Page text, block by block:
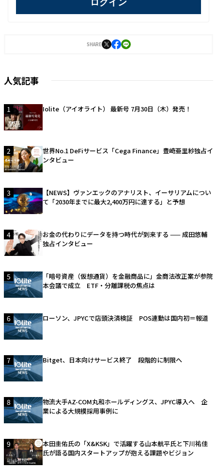
ログイン
SHARE
人気記事
1 Iolite（アイオライト） 最新号 7月30日（木）発売！
2
世界No.1 DeFiサービス「Cega Finance」豊崎亜里紗独占イ
ンタビュー
3
【NEWS】ヴァンエックのアナリスト、イーサリアムについ
て「2030年までに最大2,400万円に達する」と予想
4
お金の代わりにデータを持つ時代が到来する —— 成田悠輔
独占インタビュー
5
「暗号資産（仮想通貨）を金融商品に」金商法改正案が参院
本会議で成立 ETF・分離課税の焦点は
6 ローソン、JPYCで店頭決済検証 POS連動は国内初＝報道
7 Bitget、日本向けサービス終了 段階的に制限へ
8
物流大手AZ-COM丸和ホールディングス、JPYC導入へ 企
業による大規模採用事例に
9
本田圭佑氏の「X&KSK」で活躍する山本航平氏と下川祐佳
氏が語る国内スタートアップが抱える課題やビジョン